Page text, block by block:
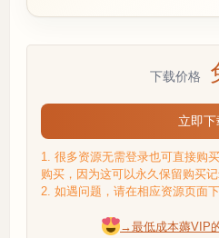
下载价格
立即下
1. 很多资源无需登录也可直接购
购买，因为这可以永久保留购买
2. 如遇问题，请在相应资源页面
→最低成本薅VIP